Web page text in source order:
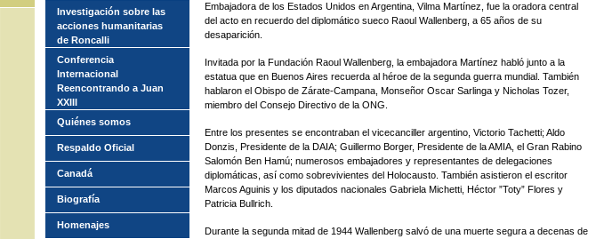
Embajadora de los Estados Unidos en Argentina, Vilma Martínez, fue la oradora central
del acto en recuerdo del diplomático sueco Raoul Wallenberg, a 65 años de su
desaparición.
Invitada por la Fundación Raoul Wallenberg, la embajadora Martínez habló junto a la
estatua que en Buenos Aires recuerda al héroe de la segunda guerra mundial. También
hablaron el Obispo de Zárate-Campana, Monseñor Oscar Sarlinga y Nicholas Tozer,
miembro del Consejo Directivo de la ONG.
Entre los presentes se encontraban el vicecanciller argentino, Victorio Tachetti; Aldo
Donzis, Presidente de la DAIA; Guillermo Borger, Presidente de la AMIA, el Gran Rabino
Salomón Ben Hamú; numerosos embajadores y representantes de delegaciones
diplomáticas, así como sobrevivientes del Holocausto. También asistieron el escritor
Marcos Aguinis y los diputados nacionales Gabriela Michetti, Héctor ”Toty” Flores y
Patricia Bullrich.
Durante la segunda mitad de 1944 Wallenberg salvó de una muerte segura a decenas de
Investigación sobre las
acciones humanitarias
de Roncalli
Conferencia
Internacional
Reencontrando a Juan
XXIII
Quiénes somos
Respaldo Oficial
Canadá
Biografía
Homenajes